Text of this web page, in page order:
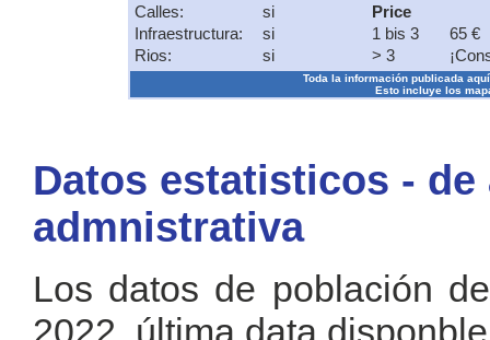
Calles:
si
Infraestructura:
si
Rios:
si
Price
1 bis 3
65 €
> 3
Toda la información publicada
Esto incluye los
Datos estatisticos -
admnistrativa
Los datos de población
2022, última data